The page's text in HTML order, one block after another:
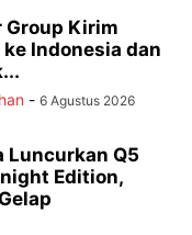
Group Kirim
Indonesia dan
- 6 Agustus 2026
Luncurkan Q5
Edition,